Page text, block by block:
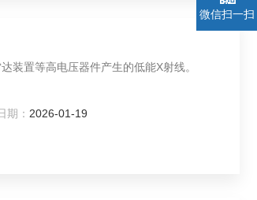
装置等高电压器件产生的低能X射线。
期： 2026-01-19
微信扫一扫